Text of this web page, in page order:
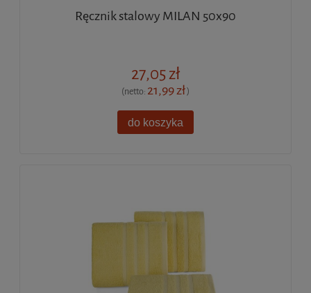
Ręcznik stalowy MILAN 50x90
27,05 zł
(netto: 21,99 zł)
do koszyka